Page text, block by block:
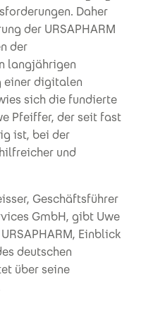
Daher
der URSAPHARM
der
langjährigen
einer digitalen
sich die fundierte
Pfeiffer, der seit fast
ist, bei der
und
Geschäftsführer
GmbH, gibt Uwe
Einblick
deutschen
über seine